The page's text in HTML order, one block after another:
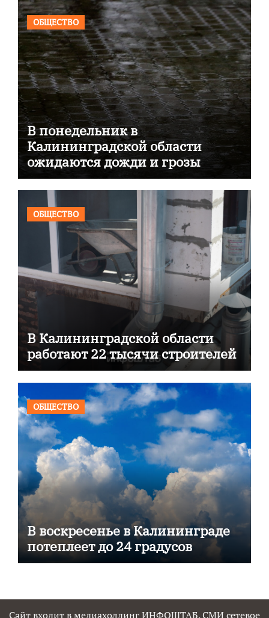
ОБЩЕСТВО
В понедельник в
Калининградской области
ожидаются дожди и грозы
ОБЩЕСТВО
В Калининградской области
работают 22 тысячи строителей
ОБЩЕСТВО
В воскресенье в Калининграде
потеплеет до 24 градусов
Сайт входит в медиахолдинг ИНФОШТАБ. СМИ сетевое